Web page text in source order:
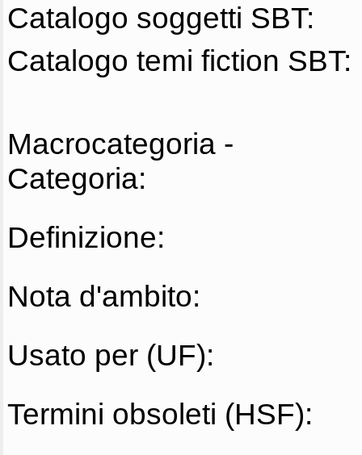
Catalogo soggetti SBT:
Catalogo temi fiction SBT:
Macrocategoria -
Categoria:
Definizione:
Nota d'ambito:
Usato per (UF):
Termini obsoleti (HSF):